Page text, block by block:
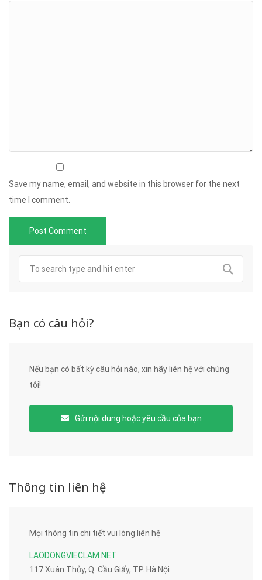
Save my name, email, and website in this browser for the next
time I comment.
Bạn có câu hỏi?
Nếu bạn có bất kỳ câu hỏi nào, xin hãy liên hệ với chúng
tôi!
Gửi nội dung hoặc yêu cầu của bạn
Thông tin liên hệ
Mọi thông tin chi tiết vui lòng liên hệ
LAODONGVIECLAM.NET
117 Xuân Thủy, Q. Cầu Giấy, TP. Hà Nội